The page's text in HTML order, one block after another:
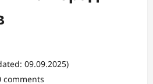
09.09.2025)
comments